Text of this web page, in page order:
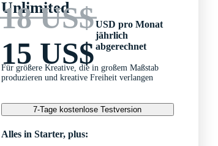
Unlimited
18 US$
15 US$
USD pro Monat
jährlich
abgerechnet
Für größere Kreative, die in großem Maßstab
produzieren und kreative Freiheit verlangen
7-Tage kostenlose Testversion
Alles in Starter, plus: